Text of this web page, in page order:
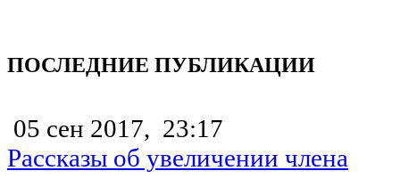
ПОСЛЕДНИЕ ПУБЛИКАЦИИ
05 сен 2017, 23:17
Рассказы об увеличении члена